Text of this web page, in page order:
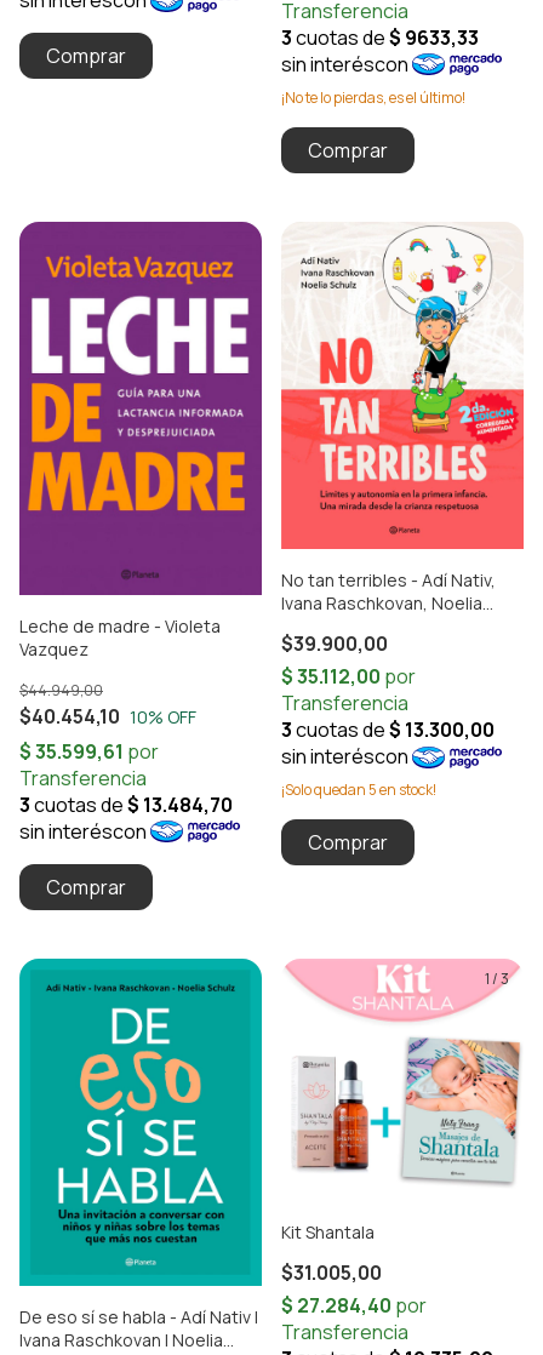
¡No te lo pierdas, es el último!
Leche de madre - Violeta
Vazquez
$40.454,10
$44.949,00
10% OFF
No tan terribles - Adí Nativ,
Ivana Raschkovan, Noelia
$39.900,00
¡Solo quedan 5en stock!
De eso sí se habla - Adí Nativ |
Ivana Raschkovan | Noelia
1/3
Kit Shantala
$31.005,00